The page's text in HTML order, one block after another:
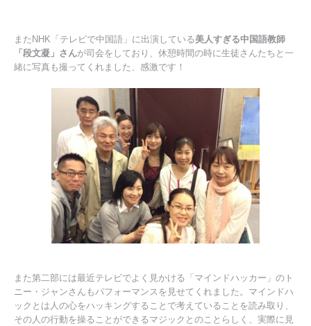
またNHK「テレビで中国語」に出演している美人すぎる中国語教師
「段文凝」さんが司会をしており、休憩時間の時に生徒さんたちと一
緒に写真も撮ってくれました、感激です！
また第二部には最近テレビでよく見かける「マインドハッカー」のト
ニー・ジャンさんもパフォーマンスを見せてくれました。マインドハ
ックとは人の心をハッキングすることで考えていることを読み取り、
その人の行動を操ることができるマジックとのことらしく、実際に見